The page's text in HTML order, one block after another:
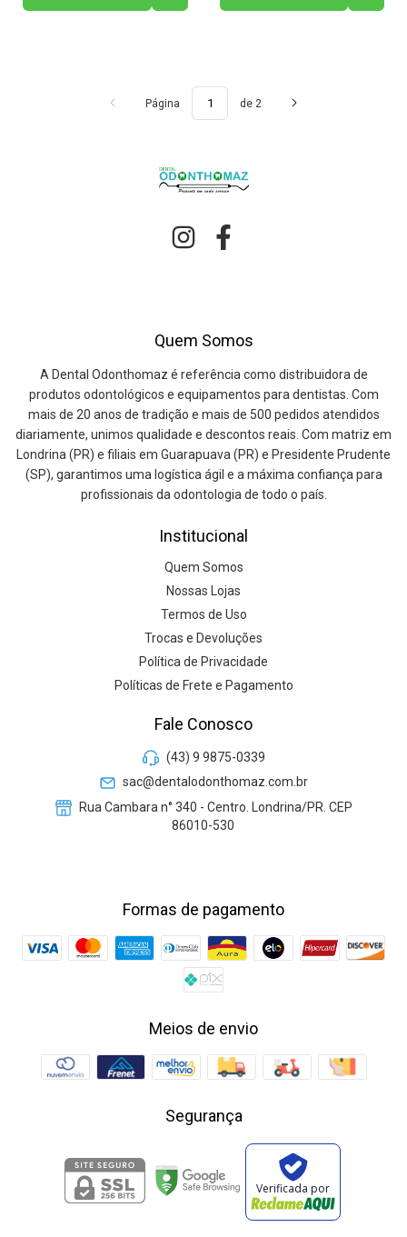
Página de 2
Quem Somos
A Dental Odonthomaz é referência como distribuidora de
produtos odontológicos e equipamentos para dentistas. Com
mais de 20 anos de tradição e mais de 500 pedidos atendidos
diariamente, unimos qualidade e descontos reais. Com matriz em
Londrina (PR) e filiais em Guarapuava (PR) e Presidente Prudente
(SP), garantimos uma logística ágil e a máxima confiança para
profissionais da odontologia de todo o país.
Institucional
Quem Somos
Nossas Lojas
Termos de Uso
Trocas e Devoluções
Política de Privacidade
Políticas de Frete e Pagamento
Fale Conosco
(43) 9 9875-0339
sac@dentalodonthomaz.com.br
Rua Cambara n° 340 - Centro. Londrina/PR. CEP
86010-530
Formas de pagamento
Meios de envio
Segurança
Verificada por